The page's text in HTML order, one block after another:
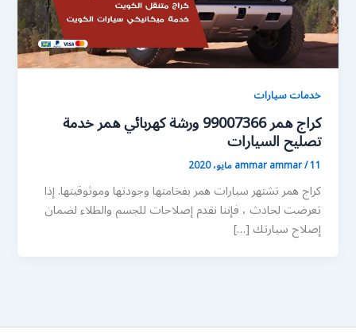
خدمات سيارات
كراج همر 99007366 ورشة كهربائي همر خدمة
تصليح السيارات
ammar ammar/11 مايو، 2020
كراج همر تشتهر سيارات همر بفخامتها وجودتها وموثوقيتها. إذا
تعرضت لحادث ، فإننا نقدم إصلاحات للجسم والطلاء لضمان
إصلاح سيارتك […]